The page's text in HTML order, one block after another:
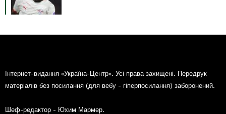
Інтернет-видання «Україна-Центр». Усі права захищені. Передрук
матеріалів без посилання (для вебу - гіперпосилання) заборонений.
Шеф-редактор - Юхим Мармер.